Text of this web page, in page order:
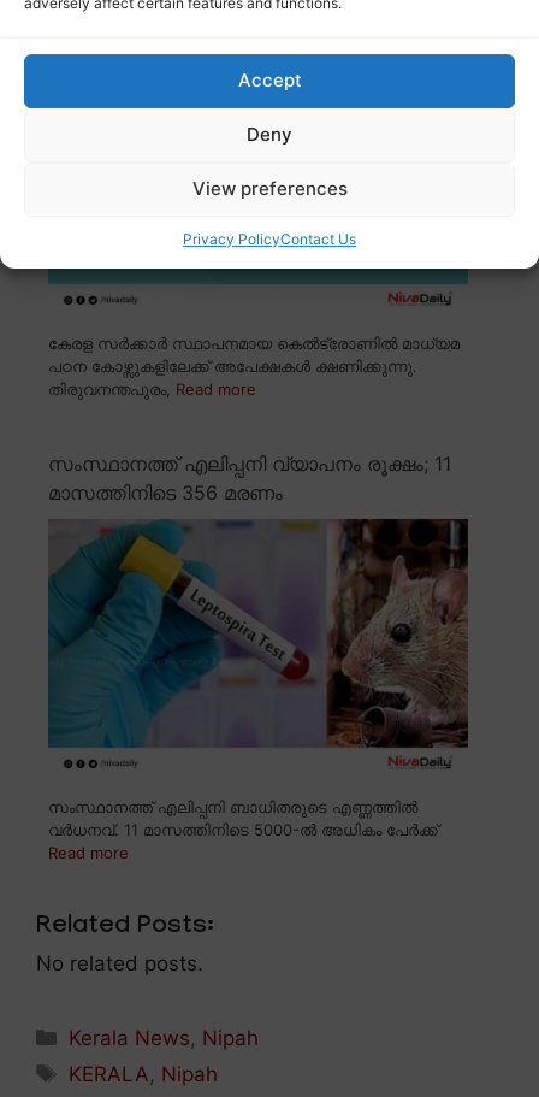
Accept
Deny
View preferences
Privacy PolicyContact Us
കേരള സർക്കാർ സ്ഥാപനമായ കെൽട്രോണിൽ മാധ്യമ
പഠന കോഴ്സുകളിലേക്ക് അപേക്ഷകൾ ക്ഷണിക്കുന്നു.
തിരുവനന്തപുരം, Read more
സംസ്ഥാനത്ത് എലിപ്പനി വ്യാപനം രൂക്ഷം; 11
മാസത്തിനിടെ 356 മരണം
സംസ്ഥാനത്ത് എലിപ്പനി ബാധിതരുടെ എണ്ണത്തിൽ
വർധനവ്. 11 മാസത്തിനിടെ 5000-ൽ അധികം പേർക്ക്
Read more
Related Posts:
No related posts.
Categories
Kerala News, Nipah
Tags
KERALA, Nipah